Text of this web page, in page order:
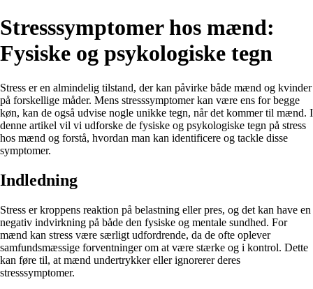
Stresssymptomer hos mænd:
Fysiske og psykologiske tegn
Stress er en almindelig tilstand, der kan påvirke både mænd og kvinder
på forskellige måder. Mens stresssymptomer kan være ens for begge
køn, kan de også udvise nogle unikke tegn, når det kommer til mænd. I
denne artikel vil vi udforske de fysiske og psykologiske tegn på stress
hos mænd og forstå, hvordan man kan identificere og tackle disse
symptomer.
Indledning
Stress er kroppens reaktion på belastning eller pres, og det kan have en
negativ indvirkning på både den fysiske og mentale sundhed. For
mænd kan stress være særligt udfordrende, da de ofte oplever
samfundsmæssige forventninger om at være stærke og i kontrol. Dette
kan føre til, at mænd undertrykker eller ignorerer deres
stresssymptomer.